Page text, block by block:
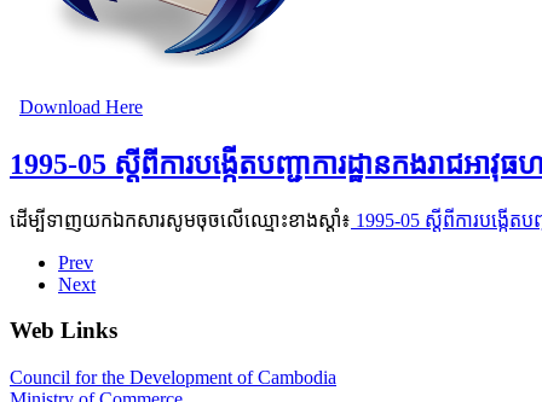
Download Here
1995-05 ស្ដីពីការបង្កើតបញ្ជាការដ្ឋានកងរាជអា
ដើម្បីទាញយកឯកសារសូមចុចលើឈ្មោះខាងស្តាំ៖ 1995-05 ស្ដីពីការបង្កើត
Prev
Next
Web Links
Council for the Development of Cambodia